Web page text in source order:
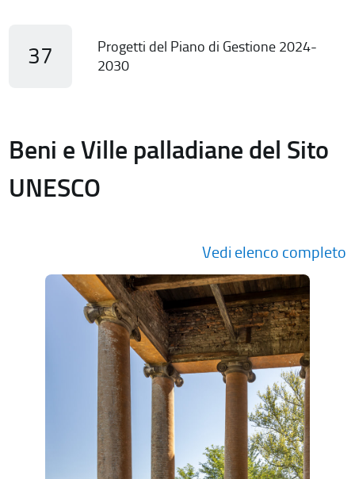
37
Progetti del Piano di Gestione 2024-
2030
Beni e Ville palladiane del Sito
UNESCO
Vedi elenco completo